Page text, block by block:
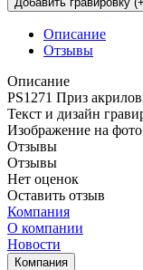
Описание
Отзывы
Описание
PS1271 Приз
Текст и дизайн
Изображение на
Отзывы
Отзывы
Нет оценок
Оставить отзыв
Компания
О компании
Новости
Компания